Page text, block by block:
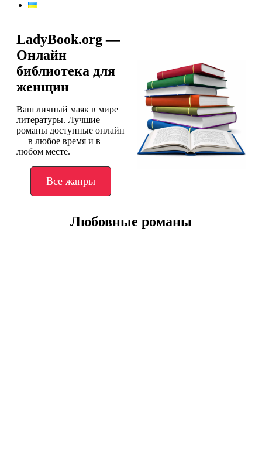
LadyBook.org —
Онлайн
библиотека для
женщин
Ваш личный маяк в мире
литературы. Лучшие
романы доступные онлайн
— в любое время и в
любом месте.
Все жанры
Любовные романы